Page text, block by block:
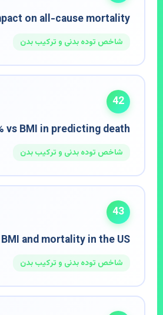
on all-cause mortality
شاخص توده بدنی و ترکیب بدن
42
vs BMI in predicting death
شاخص توده بدنی و ترکیب بدن
43
BMI and mortality in the US
شاخص توده بدنی و ترکیب بدن